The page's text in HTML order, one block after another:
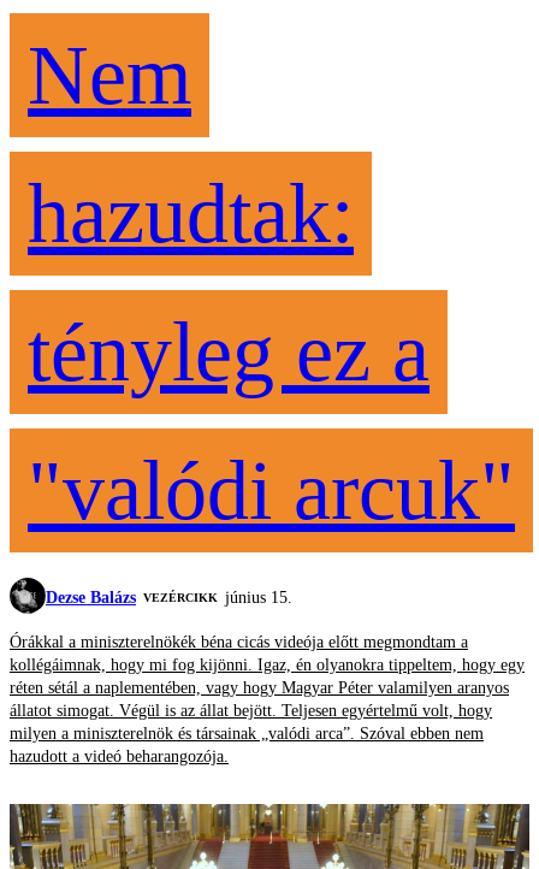
Nem
hazudtak:
tényleg ez a
"valódi arcuk"
Dezse Balázs VEZÉRCIKK június 15.
Órákkal a miniszterelnökék béna cicás videója előtt megmondtam a
kollégáimnak, hogy mi fog kijönni. Igaz, én olyanokra tippeltem, hogy egy
réten sétál a naplementében, vagy hogy Magyar Péter valamilyen aranyos
állatot simogat. Végül is az állat bejött. Teljesen egyértelmű volt, hogy
milyen a miniszterelnök és társainak „valódi arca”. Szóval ebben nem
hazudott a videó beharangozója.